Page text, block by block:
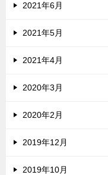
2021年6月
2021年5月
2021年4月
2020年3月
2020年2月
2019年12月
2019年10月